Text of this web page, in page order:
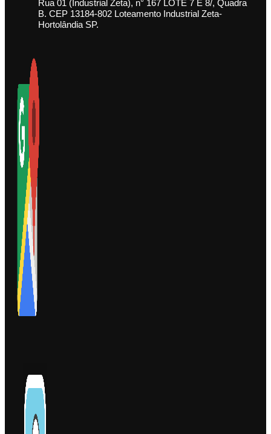
Rua 01 (Industrial Zeta), n° 167 LOTE 7 E 8/, Quadra
B. CEP 13184-802 Loteamento Industrial Zeta-
Hortolândia SP.